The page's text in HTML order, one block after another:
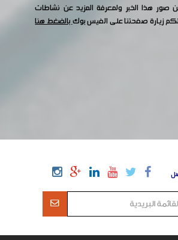
صور هذا الخبر ولمعرفة المزيد عن نشاطات
زيارة صفحتنا على الفيس بوكبالضغط هنا